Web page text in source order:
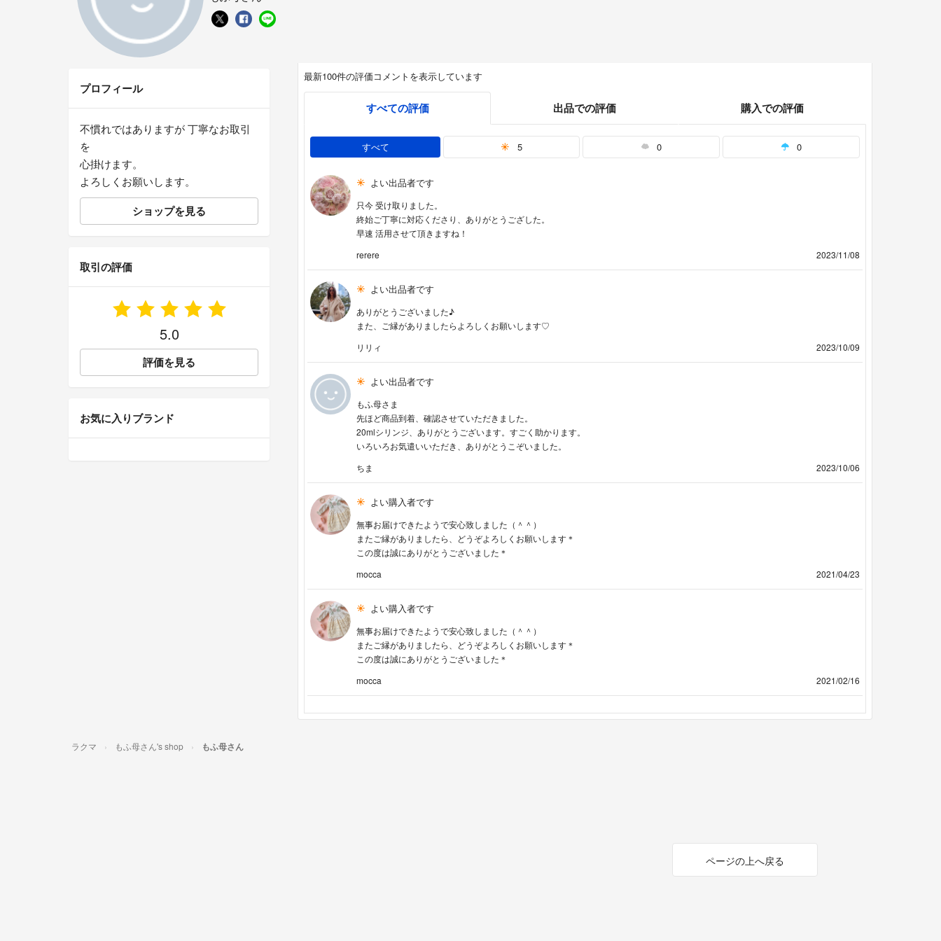
最新100件の評価コメントを表示しています
すべての評価 出品での評価 購入での評価
すべて 5 0 0
よい出品者です
只今 受け取りました。
終始ご丁寧に対応くださり、ありがとうござした。
早速 活用させて頂きますね！
rerere
2023/11/08
よい出品者です
ありがとうございました♪
また、ご縁がありましたらよろしくお願いします♡
リリィ
2023/10/09
よい出品者です
もふ母さま
先ほど商品到着、確認させていただきました。
20mlシリンジ、ありがとうございます。すごく助かります。
いろいろお気遣いいただき、ありがとうこぞいました。
ちま
2023/10/06
よい購入者です
無事お届けできたようで安心致しました（＾＾）
またご縁がありましたら、どうぞよろしくお願いします＊
この度は誠にありがとうございました＊
mocca
2021/04/23
よい購入者です
無事お届けできたようで安心致しました（＾＾）
またご縁がありましたら、どうぞよろしくお願いします＊
この度は誠にありがとうございました＊
mocca
2021/02/16
プロフィール
不慣れではありますが 丁寧なお取引
を
心掛けます。
よろしくお願いします。
ショップを見る
取引の評価
5.0
評価を見る
お気に入りブランド
ラクマ もふ母さん's shop もふ母さん
ページの上へ戻る